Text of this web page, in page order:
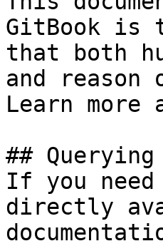
GitBook is
that both
and
Learn more
##
If you
directly